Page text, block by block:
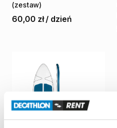
(zestaw)
60,00 zł / dzień